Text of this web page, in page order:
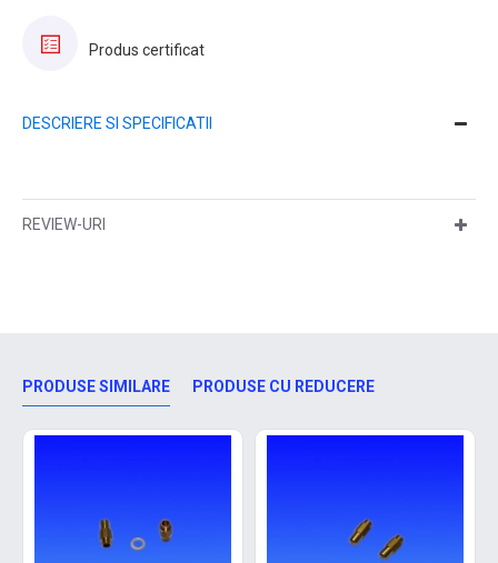
Produs certificat
DESCRIERE SI SPECIFICATII
REVIEW-URI
PRODUSE SIMILARE PRODUSE CU REDUCERE